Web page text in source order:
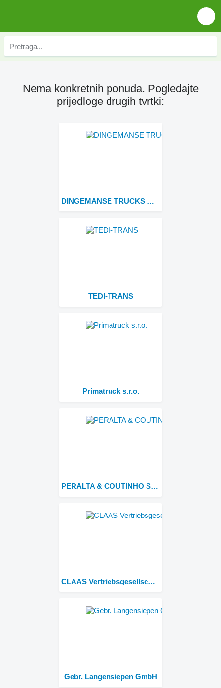
Nema konkretnih ponuda. Pogledajte
prijedloge drugih tvrtki:
DINGEMANSE TRUCKS & TRAILERS
TEDI-TRANS
Primatruck s.r.o.
PERALTA & COUTINHO S.A.
CLAAS Vertriebsgesellschaft mbH FIRST CLAAS USED Center
Gebr. Langensiepen GmbH